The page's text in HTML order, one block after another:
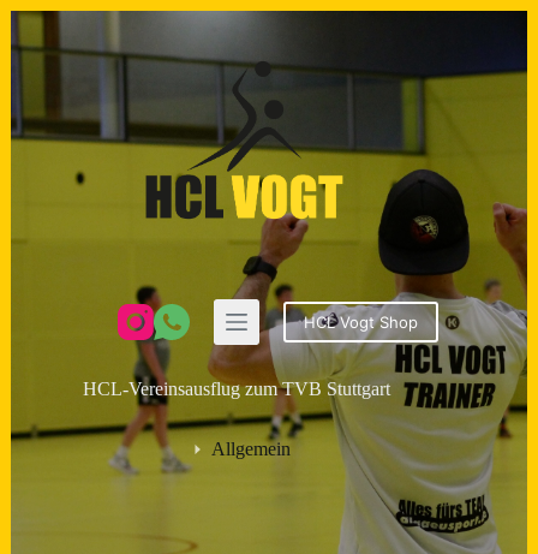
Zum
Inhalt
HCL Vogt Shop
HCL-Vereinsausflug zum TVB Stuttgart
Allgemein